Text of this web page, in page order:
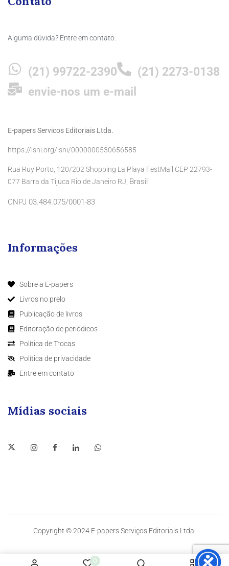
0
Alguma dúvida? Entre em contato:
(21) 99722-2390
(21) 2273-0138
envie-nos um e-mail
E-papers Servicos Editoriais Ltda.
https://isni.org/isni/0000000530656585
Rua Ruy Porto, 120/202 Shopping La Playa FestMall CEP 22793-
077 Barra da Tijuca Rio de Janeiro RJ, Brasil
CNPJ 03.484.075/0001-83
Informações
Sobre a E-papers
Livros no prelo
Publicação de livros
Editoração de periódicos
Política de Trocas
Política de privacidade
Entre em contato
Mídias sociais
Copyright © 2024 E-papers Serviços Editoriais Ltda.